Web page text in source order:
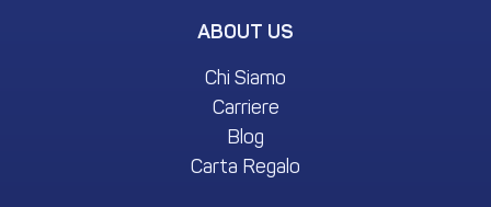
ABOUT US
Chi Siamo
Carriere
Blog
Carta Regalo